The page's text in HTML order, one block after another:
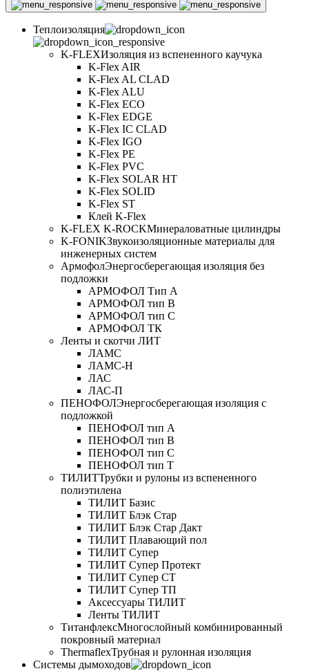
Теплоизоляция
K-FLEXИзоляция из вспененного каучука
K-Flex AIR
K-Flex AL CLAD
K-Flex ALU
K-Flex ECO
K-Flex EDGE
K-Flex IC CLAD
K-Flex IGO
K-Flex PE
K-Flex PVC
K-Flex SOLAR HT
K-Flex SOLID
K-Flex ST
Клей K-Flex
K-FLEX K-ROCKМинераловатные цилиндры
K-FONIKЗвукоизоляционные материалы для
инженерных систем
АрмофолЭнергосберегающая изоляция без
подложки
АРМОФОЛ Тип А
АРМОФОЛ тип В
АРМОФОЛ тип C
АРМОФОЛ ТК
Ленты и скотчи ЛИТ
ЛАМС
ЛАМС-Н
ЛАС
ЛАС-П
ПЕНОФОЛЭнергосберегающая изоляция с
подложкой
ПЕНОФОЛ тип А
ПЕНОФОЛ тип B
ПЕНОФОЛ тип C
ПЕНОФОЛ тип T
ТИЛИТТрубки и рулоны из вспененного
полиэтилена
ТИЛИТ Базис
ТИЛИТ Блэк Стар
ТИЛИТ Блэк Стар Дакт
ТИЛИТ Плавающий пол
ТИЛИТ Супер
ТИЛИТ Супер Протект
ТИЛИТ Супер СТ
ТИЛИТ Супер ТП
Аксессуары ТИЛИТ
Ленты ТИЛИТ
ТитанфлексМногослойный комбинированный
покровный материал
ThermaflexТрубная и рулонная изоляция
Cистемы дымоходов